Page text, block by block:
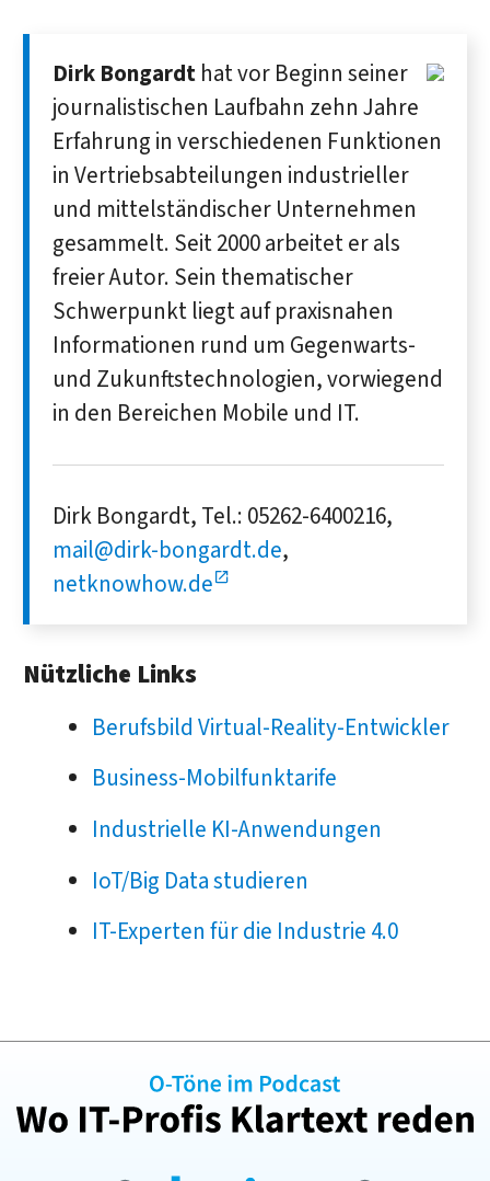
Dirk Bongardt hat vor Beginn seiner
journalistischen Laufbahn zehn Jahre
Erfahrung in verschiedenen Funktionen
in Vertriebsabteilungen industrieller
und mittelständischer Unternehmen
gesammelt. Seit 2000 arbeitet er als
freier Autor. Sein thematischer
Schwerpunkt liegt auf praxisnahen
Informationen rund um Gegenwarts-
und Zukunftstechnologien, vorwiegend
in den Bereichen Mobile und IT.
Dirk Bongardt, Tel.: 05262-6400216,
mail@dirk-bongardt.de,
netknowhow.de
Nützliche Links
Berufsbild Virtual-Reality-Entwickler
Business-Mobilfunktarife
Industrielle KI-Anwendungen
IoT/Big Data studieren
IT-Experten für die Industrie 4.0